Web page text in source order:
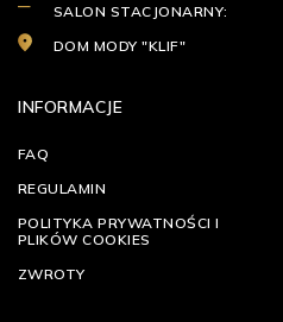
SALON STACJONARNY:
DOM MODY "KLIF"
INFORMACJE
FAQ
REGULAMIN
POLITYKA PRYWATNOŚCI I
PLIKÓW COOKIES
ZWROTY